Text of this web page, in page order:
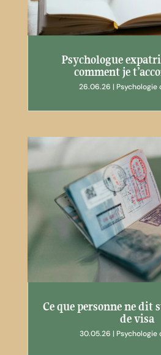
Psychologue
comment je
26.06.26 | Psychologie
Ce que personne ne dit
de visa
30.05.26 | Psychologie